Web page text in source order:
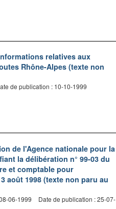
relatives aux
Rhône-Alpes (texte non
de publication : 10-10-1999
de l'Agence nationale pour la
la délibération n° 99-03 du
et comptable pour
août 1998 (texte non paru au
06-1999
Date de publication : 25-07-